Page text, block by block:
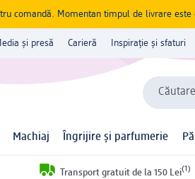
comandă. Momentan timpul de livrare
și presă Carieră Inspirație și sfaturi
Căutare
Machiaj Îngrijire și parfumerie
Transport gratuit de la 150 Lei(1)